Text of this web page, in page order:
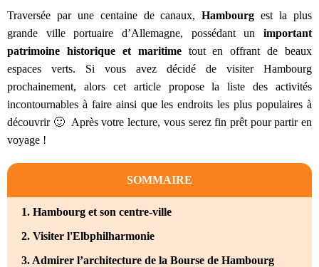
Traversée par une centaine de canaux,Hambourg est la plus
grande ville portuaire d’Allemagne, possédant un important
patrimoine historique et maritimetout en offrant de beaux
espaces verts. Si vous avez décidé de visiter Hambourg
prochainement, alors cet article propose la liste des activités
incontournables à faire ainsi que les endroits les plus populaires à
découvrir 🙂 Après votre lecture, vous serez fin prêt pour partir en
voyage !
SOMMAIRE
1. Hambourg et son centre-ville
2. Visiter l'Elbphilharmonie
3. Admirer l’architecture de la Bourse de Hambourg